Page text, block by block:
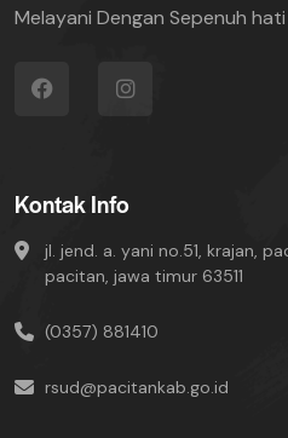
Melayani Dengan Sepenuh hati
Kontak Info
jl. jend. a. yani no.51, krajan,
pacitan, jawa timur 63511
(0357) 881410
rsud@pacitankab.go.id